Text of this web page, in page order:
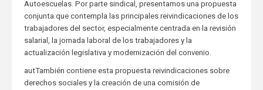
Autoescuelas. Por parte sindical, presentamos una propuesta
conjunta que contempla las principales reivindicaciones de los
trabajadores del sector, especialmente centrada en la revisión
salarial, la jornada laboral de los trabajadores y la
actualización legislativa y modernización del convenio.
autTambién contiene esta propuesta reivindicaciones sobre
derechos sociales y la creación de una comisión de